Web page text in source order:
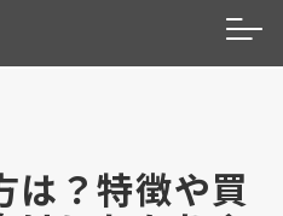
は？特徴や買